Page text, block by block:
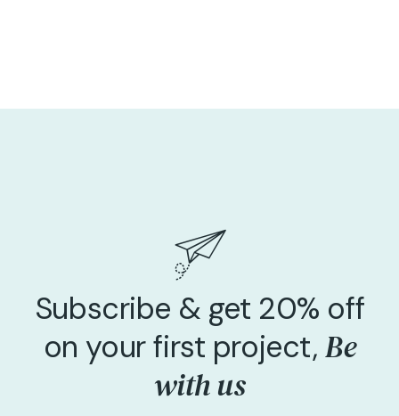
Subscribe & get 20% off
on your first project,Be
with us